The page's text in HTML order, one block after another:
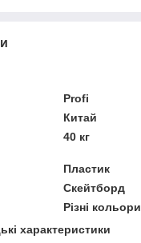
Profi
Китай
40 кг
Пластик
Скейтборд
Різні кольори
характеристики